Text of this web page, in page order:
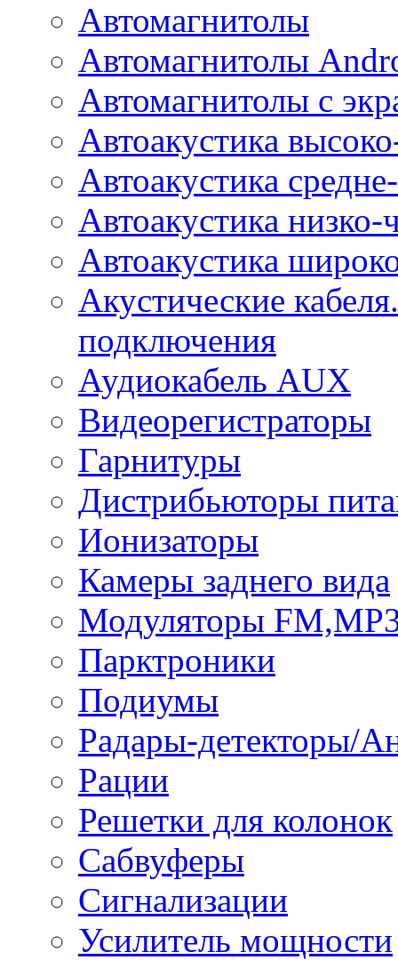
Автомагнитолы
Автомагнитолы
Автомагнитолы с
Автоакустика
Автоакустика
Автоакустика низко-
Автоакустика
Акустические
подключения
Аудиокабель AUX
Видеорегистраторы
Гарнитуры
Дистрибьюторы
Ионизаторы
Камеры заднего вида
Модуляторы
Парктроники
Подиумы
Радары-детекторы/
Рации
Решетки для колонок
Сабвуферы
Сигнализации
Усилитель мощности